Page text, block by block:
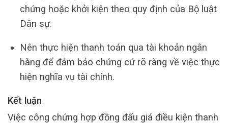
chứng hoặc khởi kiện theo quy định của Bộ luật
Dân sự.
Nên thực hiện thanh toán qua tài khoản ngân
hàng để đảm bảo chứng cứ rõ ràng về việc thực
hiện nghĩa vụ tài chính.
Kết luận
Việc công chứng hợp đồng đấu giá điều kiện thanh